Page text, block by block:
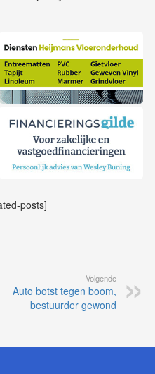
posts]
Volgende
Auto botst tegen boom,
bestuurder gewond